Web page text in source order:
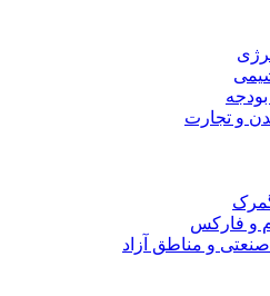
بودجه
و تجارت
و فارکس
و مناطق آزاد